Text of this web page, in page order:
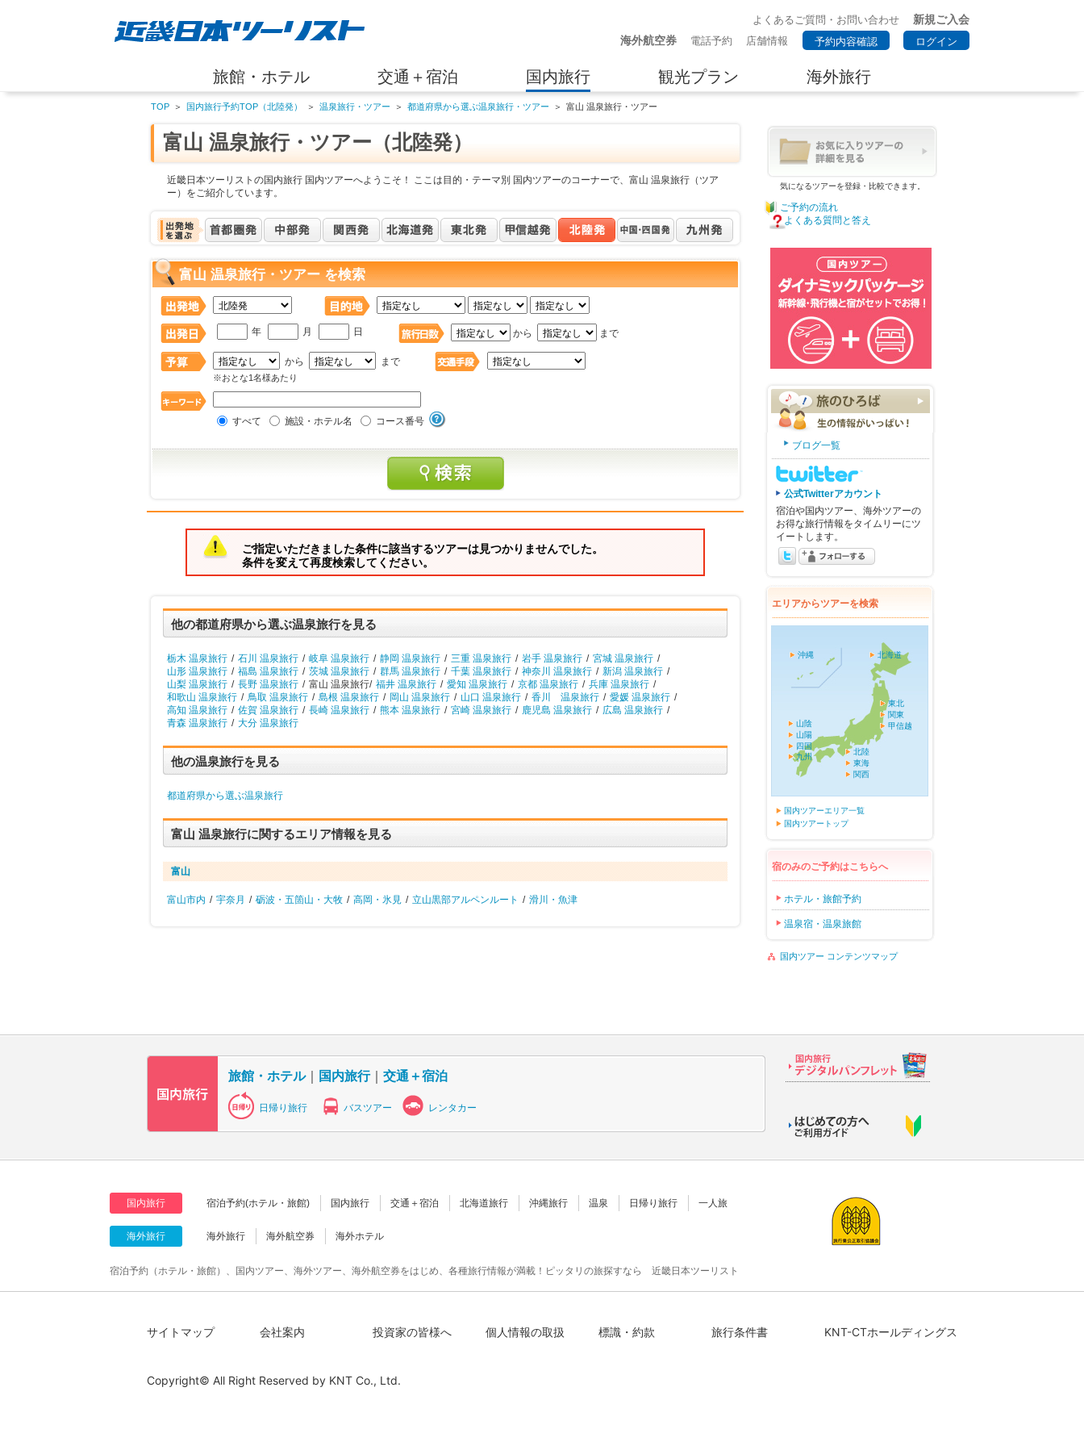
よくあるご質問・お問い合わせ
新規ご入会
海外航空券
電話予約 店舗情報 予約内容確認 ログイン
旅館・ホテル 交通＋宿泊 国内旅行 観光プラン 海外旅行
TOP ＞ 国内旅行予約TOP（北陸発） ＞ 温泉旅行・ツアー ＞ 都道府県から選ぶ温泉旅行・ツアー ＞ 富山 温泉旅行・ツアー
富山 温泉旅行・ツアー（北陸発）
近畿日本ツーリストの国内旅行 国内ツアーへようこそ！ ここは目的・テーマ別 国内ツアーのコーナーで、富山 温泉旅行（ツア
ー）をご紹介しています。
富山 温泉旅行・ツアー を検索
年 月 日 から まで
から まで
※おとな1名様あたり
すべて 施設・ホテル名 コース番号
ご指定いただきました条件に該当するツアーは見つかりませんでした。
条件を変えて再度検索してください。
他の都道府県から選ぶ温泉旅行を見る
栃木 温泉旅行 / 石川 温泉旅行 / 岐阜 温泉旅行 / 静岡 温泉旅行 / 三重 温泉旅行 / 岩手 温泉旅行 / 宮城 温泉旅行 /
山形 温泉旅行 / 福島 温泉旅行 / 茨城 温泉旅行 / 群馬 温泉旅行 / 千葉 温泉旅行 / 神奈川 温泉旅行 / 新潟 温泉旅行 /
山梨 温泉旅行 / 長野 温泉旅行 / 富山 温泉旅行/ 福井 温泉旅行 / 愛知 温泉旅行 / 京都 温泉旅行 / 兵庫 温泉旅行 /
和歌山 温泉旅行 / 鳥取 温泉旅行 / 島根 温泉旅行 / 岡山 温泉旅行 / 山口 温泉旅行 / 香川 温泉旅行 / 愛媛 温泉旅行 /
高知 温泉旅行 / 佐賀 温泉旅行 / 長崎 温泉旅行 / 熊本 温泉旅行 / 宮崎 温泉旅行 / 鹿児島 温泉旅行 / 広島 温泉旅行 /
青森 温泉旅行 / 大分 温泉旅行
他の温泉旅行を見る
都道府県から選ぶ温泉旅行
富山 温泉旅行に関するエリア情報を見る
富山
富山市内 / 宇奈月 / 砺波・五箇山・大牧 / 高岡・氷見 / 立山黒部アルペンルート / 滑川・魚津
気になるツアーを登録・比較できます。
ご予約の流れ
よくある質問と答え
ブログ一覧
公式Twitterアカウント
宿泊や国内ツアー、海外ツアーの
お得な旅行情報をタイムリーにツ
イートします。
エリアからツアーを検索
北海道
東北
関東
甲信越
北陸
東海
関西
山陰
山陽
四国
九州
沖縄
国内ツアーエリア一覧
国内ツアートップ
宿のみのご予約はこちらへ
ホテル・旅館予約
温泉宿・温泉旅館
国内ツアー コンテンツマップ
旅館・ホテル｜ 国内旅行｜ 交通＋宿泊
日帰り旅行 バスツアー レンタカー
国内旅行 宿泊予約(ホテル・旅館) 国内旅行 交通＋宿泊 北海道旅行 沖縄旅行 温泉 日帰り旅行 一人旅
海外旅行 海外旅行 海外航空券 海外ホテル
宿泊予約（ホテル・旅館）、国内ツアー、海外ツアー、海外航空券をはじめ、各種旅行情報が満載！ピッタリの旅探すなら 近畿日本ツーリスト
サイトマップ 会社案内 投資家の皆様へ 個人情報の取扱 標識・約款 旅行条件書 KNT-CTホールディングス
Copyright© All Right Reserved by KNT Co., Ltd.